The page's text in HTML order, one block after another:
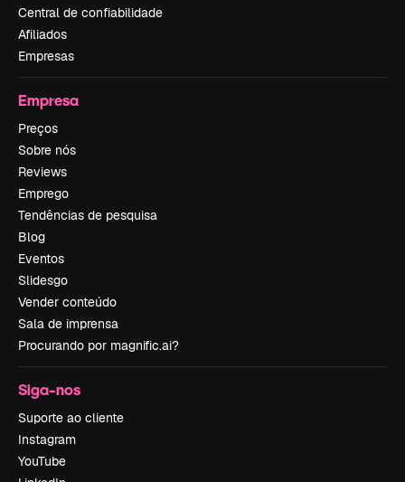
Central de confiabilidade
Afiliados
Empresas
Empresa
Preços
Sobre nós
Reviews
Emprego
Tendências de pesquisa
Blog
Eventos
Slidesgo
Vender conteúdo
Sala de imprensa
Procurando por magnific.ai?
Siga-nos
Suporte ao cliente
Instagram
YouTube